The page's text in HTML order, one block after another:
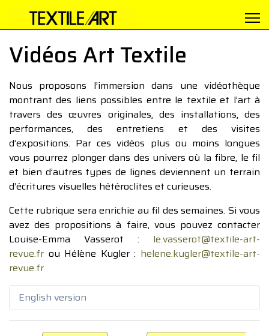
Vidéos Art Textile
Nous proposons l’immersion dans une vidéothèque
montrant des liens possibles entre le textile et l’art à
travers des œuvres originales, des installations, des
performances, des entretiens et des visites
d’expositions. Par ces vidéos plus ou moins longues
vous pourrez plonger dans des univers où la fibre, le fil
et bien d’autres types de lignes deviennent un terrain
d’écritures visuelles hétéroclites et curieuses.
Cette rubrique sera enrichie au fil des semaines. Si vous
avez des propositions à faire, vous pouvez contacter
Louise-Emma Vasserot : le.vasserot@textile-art-
revue.fr ou Hélène Kugler : helene.kugler@textile-art-
revue.fr
English version